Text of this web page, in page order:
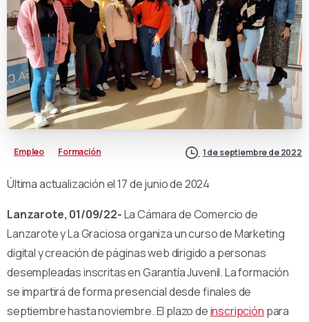
Empleo Formación 1 de septiembre de 2022
Última actualización el 17 de junio de 2024
Lanzarote, 01/09/22-La Cámara de Comercio de
Lanzarote y La Graciosa organiza un curso de Marketing
digital y creación de páginas web dirigido a personas
desempleadas inscritas en Garantía Juvenil. La formación
se impartirá de forma presencial desde finales de
septiembre hasta noviembre. El plazo deinscripción para